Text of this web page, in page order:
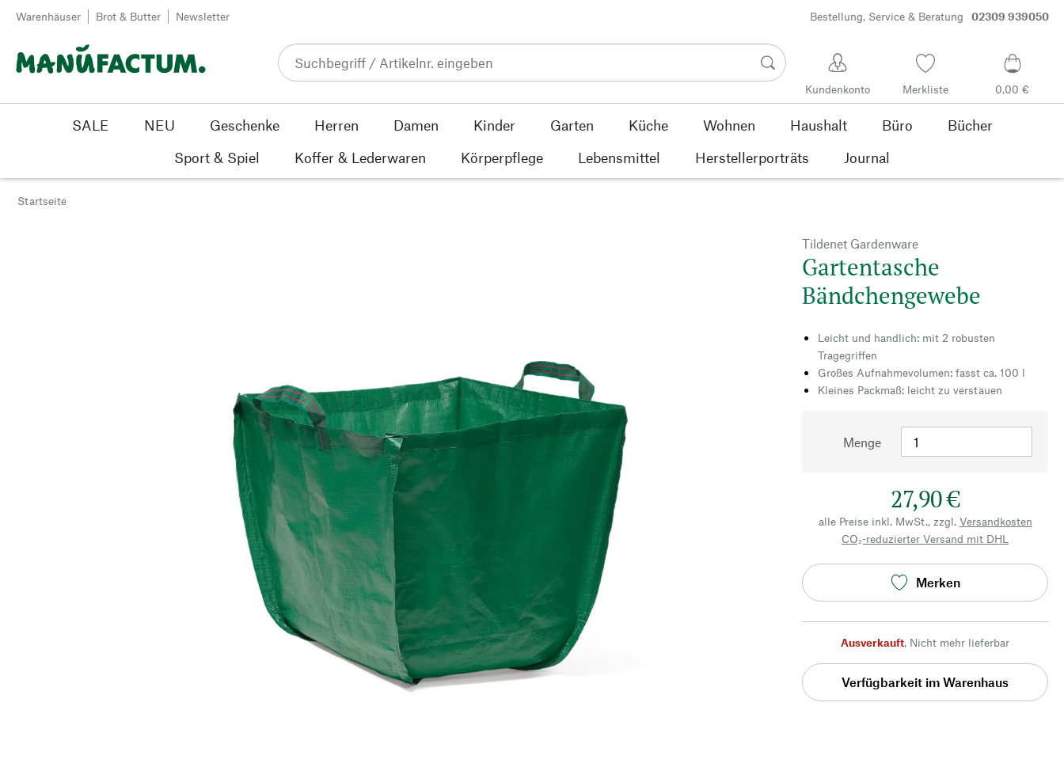
Zum Inhalt springen
Warenhäuser Brot & Butter Newsletter Bestellung, Service & Beratung 02309 939050
Kundenkonto Merkliste 0,00 €
SALE NEU Geschenke Herren Damen Kinder Garten Küche Wohnen Haushalt Büro
Bücher
Sport & Spiel
Koffer & Lederwaren Körperpflege Lebensmittel Herstellerporträts Journal
Startseite
Tildenet Gardenware
Gartentasche
Bändchengewebe
Leicht und handlich: mit 2 robusten
Tragegriffen
Großes Aufnahmevolumen: fasst ca. 100 l
Kleines Packmaß: leicht zu verstauen
Menge
27,90 €
alle Preise inkl. MwSt., zzgl. Versandkosten
CO₂-reduzierter Versand mit DHL
Merken
Ausverkauft, Nicht mehr lieferbar
Verfügbarkeit im Warenhaus